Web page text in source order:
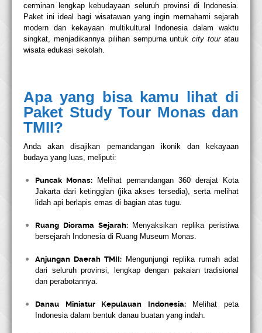
cerminan lengkap kebudayaan seluruh provinsi di Indonesia.
Paket ini ideal bagi wisatawan yang ingin memahami sejarah
modern dan kekayaan multikultural Indonesia dalam waktu
singkat, menjadikannya pilihan sempurna untukcity touratau
wisata edukasi sekolah.
Apa yang bisa kamu lihat di
Paket Study Tour Monas dan
TMII?
Anda akan disajikan pemandangan ikonik dan kekayaan
budaya yang luas, meliputi:
Puncak Monas: Melihat pemandangan 360 derajat Kota
Jakarta dari ketinggian (jika akses tersedia), serta melihat
lidah api berlapis emas di bagian atas tugu.
Ruang Diorama Sejarah:Menyaksikan replika peristiwa
bersejarah Indonesia di Ruang Museum Monas.
Anjungan Daerah TMII: Mengunjungi replika rumah adat
dari seluruh provinsi, lengkap dengan pakaian tradisional
dan perabotannya.
Danau Miniatur Kepulauan Indonesia:Melihat peta
Indonesia dalam bentuk danau buatan yang indah.